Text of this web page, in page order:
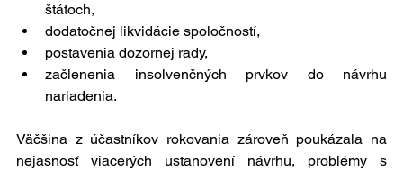
štátoch,
dodatočnej likvidácie spoločností,
postavenia dozornej rady,
začlenenia insolvenčných prvkov do návrhu
nariadenia.
Väčšina z účastníkov rokovania zároveň poukázala na
nejasnosť viacerých ustanovení návrhu, problémy s